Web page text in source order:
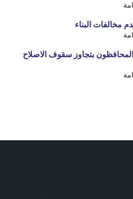
مخالفات البناء
بتجاوز سقوف الاصلاح